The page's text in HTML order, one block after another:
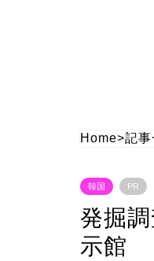
Home>記事
韓国 PR
発掘
示館